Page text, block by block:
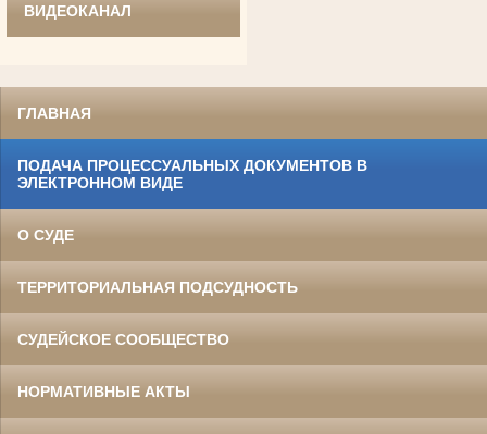
суда
Судья Белгородского областного суда
в период с 1969 по 1994 гг.
ВИДЕОКАНАЛ
ГЛАВНАЯ
ПОДАЧА ПРОЦЕССУАЛЬНЫХ ДОКУМЕНТОВ В
ЭЛЕКТРОННОМ ВИДЕ
О СУДЕ
ТЕРРИТОРИАЛЬНАЯ ПОДСУДНОСТЬ
СУДЕЙСКОЕ СООБЩЕСТВО
НОРМАТИВНЫЕ АКТЫ